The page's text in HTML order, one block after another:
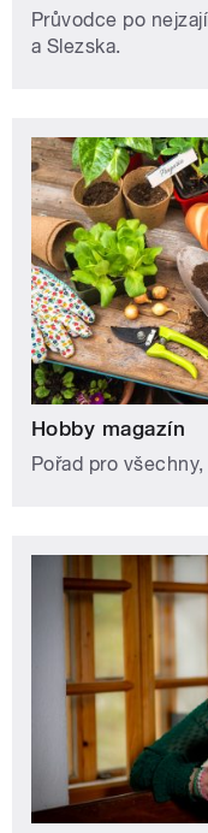
Průvodce po
a Slezska.
Hobby magazín
Pořad pro